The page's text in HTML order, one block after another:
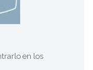
en los